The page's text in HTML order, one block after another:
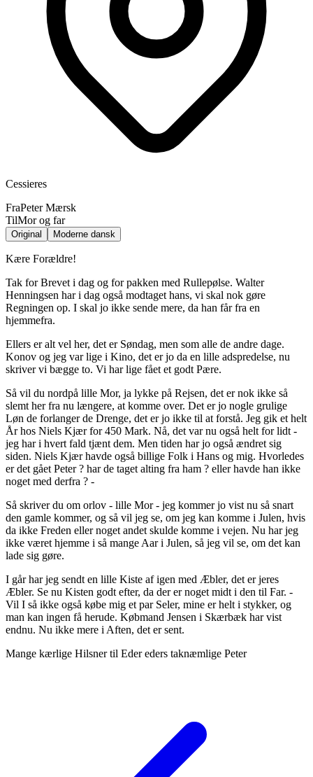
Cessieres
FraPeter Mærsk
TilMor og far
Original Moderne dansk
Kære Forældre!
Tak for Brevet i dag og for pakken med Rullepølse. Walter
Henningsen har i dag også modtaget hans, vi skal nok gøre
Regningen op. I skal jo ikke sende mere, da han får fra en
hjemmefra.
Ellers er alt vel her, det er Søndag, men som alle de andre dage.
Konov og jeg var lige i Kino, det er jo da en lille adspredelse, nu
skriver vi bægge to. Vi har lige fået et godt Pære.
Så vil du nordpå lille Mor, ja lykke på Rejsen, det er nok ikke så
slemt her fra nu længere, at komme over. Det er jo nogle grulige
Løn de forlanger de Drenge, det er jo ikke til at forstå. Jeg gik et helt
År hos Niels Kjær for 450 Mark. Nå, det var nu også helt for lidt -
jeg har i hvert fald tjænt dem. Men tiden har jo også ændret sig
siden. Niels Kjær havde også billige Folk i Hans og mig. Hvorledes
er det gået Peter ? har de taget alting fra ham ? eller havde han ikke
noget med derfra ? -
Så skriver du om orlov - lille Mor - jeg kommer jo vist nu så snart
den gamle kommer, og så vil jeg se, om jeg kan komme i Julen, hvis
da ikke Freden eller noget andet skulde komme i vejen. Nu har jeg
ikke været hjemme i så mange Aar i Julen, så jeg vil se, om det kan
lade sig gøre.
I går har jeg sendt en lille Kiste af igen med Æbler, det er jeres
Æbler. Se nu Kisten godt efter, da der er noget midt i den til Far. -
Vil I så ikke også købe mig et par Seler, mine er helt i stykker, og
man kan ingen få herude. Købmand Jensen i Skærbæk har vist
endnu. Nu ikke mere i Aften, det er sent.
Mange kærlige Hilsner til Eder eders taknæmlige Peter